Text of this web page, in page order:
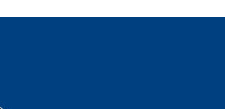
Civile